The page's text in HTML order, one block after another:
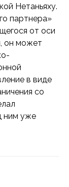
Нетаньяху.
партнера»
от оси
он может
в виде
со
ним уже